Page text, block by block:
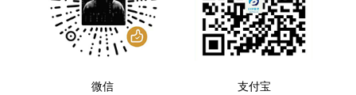
微信 支付宝